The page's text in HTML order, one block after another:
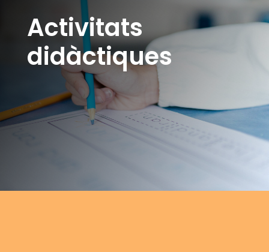
Activitats
didàctiques